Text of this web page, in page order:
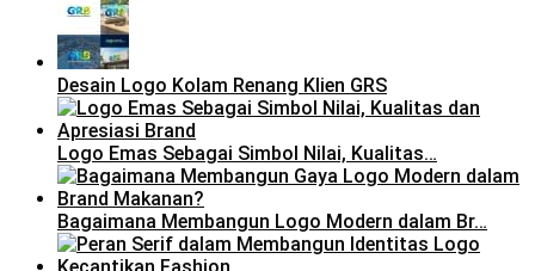
Desain Logo Kolam Renang Klien GRS
Logo Emas Sebagai Simbol Nilai, Kualitas…
Bagaimana Membangun Logo Modern dalam Br…